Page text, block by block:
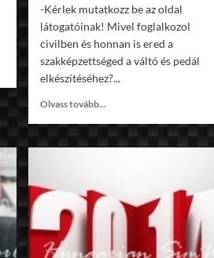
-Kérlek mutatkozz be az oldal
látogatóinak! Mivel foglalkozol
civilben és honnan is ered a
szakképzettséged a váltó és pedál
elkészítéséhez?...
Olvass tovább...
Interjú
az
által
kitalált
váltóról